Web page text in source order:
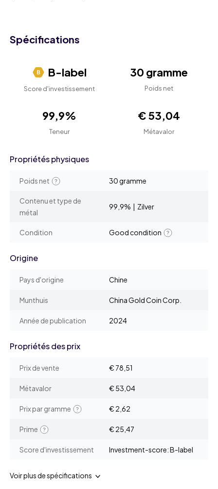
Spécifications
B-label
Score d'investissement
30 gramme
Poids net
99,9%
Teneur
€ 53,04
Métavalor
Propriétés physiques
Poids net 30 gramme
Contenu et type de
métal
99,9% | Zilver
Condition Good condition
Origine
Pays d'origine Chine
Munthuis China Gold Coin Corp.
Année de publication 2024
Propriétés des prix
Prix de vente € 78,51
Métavalor € 53,04
Prix par gramme € 2,62
Prime € 25,47
Score d'investissement Investment-score: B-label
Voir plus de spécifications